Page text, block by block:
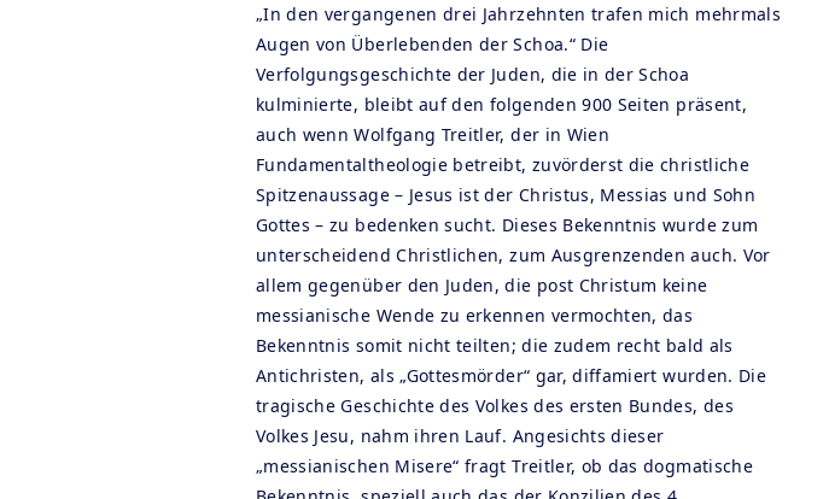
„In den vergangenen drei Jahrzehnten trafen mich mehrmals
Augen von Überlebenden der Schoa.“ Die
Verfolgungsgeschichte der Juden, die in der Schoa
kulminierte, bleibt auf den folgenden 900 Seiten präsent,
auch wenn Wolfgang Treitler, der in Wien
Fundamentaltheologie betreibt, zuvörderst die christliche
Spitzenaussage – Jesus ist der Christus, Messias und Sohn
Gottes – zu bedenken sucht. Dieses Bekenntnis wurde zum
unterscheidend Christlichen, zum Ausgrenzenden auch. Vor
allem gegenüber den Juden, die post Christum keine
messianische Wende zu erkennen vermochten, das
Bekenntnis somit nicht teilten; die zudem recht bald als
Antichristen, als „Gottesmörder“ gar, diffamiert wurden. Die
tragische Geschichte des Volkes des ersten Bundes, des
Volkes Jesu, nahm ihren Lauf. Angesichts dieser
„messianischen Misere“ fragt Treitler, ob das dogmatische